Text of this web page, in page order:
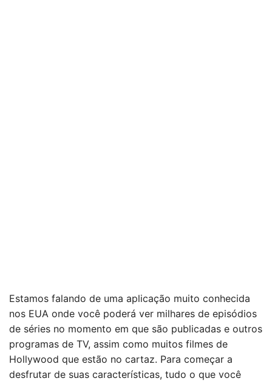
Estamos falando de uma aplicação muito conhecida
nos EUA onde você poderá ver milhares de episódios
de séries no momento em que são publicadas e outros
programas de TV, assim como muitos filmes de
Hollywood que estão no cartaz. Para começar a
desfrutar de suas características, tudo o que você